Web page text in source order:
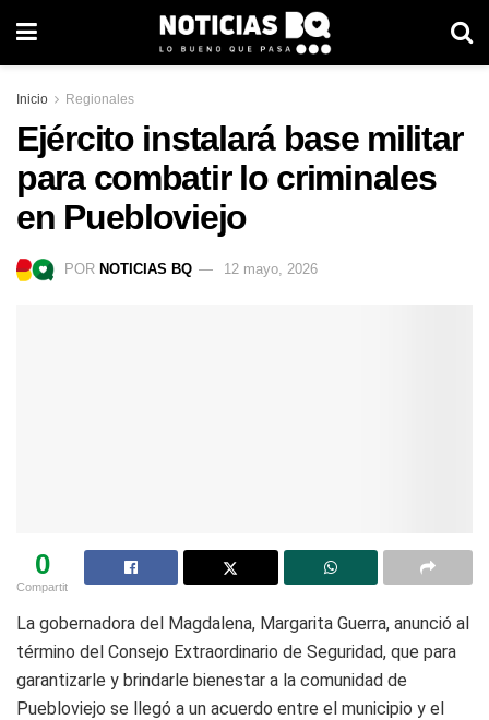
Inicio Regionales
Ejército instalará base militar
para combatir lo criminales
en Puebloviejo
POR NOTICIAS BQ 12 mayo, 2026
0
Compartit
La gobernadora del Magdalena, Margarita Guerra, anunció al
término del Consejo Extraordinario de Seguridad, que para
garantizarle y brindarle bienestar a la comunidad de
Puebloviejo se llegó a un acuerdo entre el municipio y el